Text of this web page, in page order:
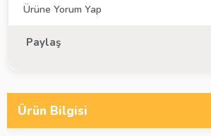
Ürüne Yorum Yap
Paylaş
Ürün Bilgisi